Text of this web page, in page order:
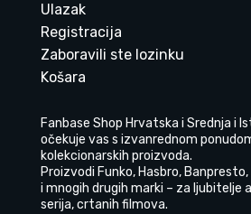
Ulazak
Registracija
Zaboravili ste lozinku
Košara
Fanbase Shop Hrvatska i Srednja i
očekuje vas s izvanrednom
kolekcionarskih proizvoda.
Proizvodi Funko, Hasbro,
i mnogih drugih marki – za ljubitelje
serija, crtanih filmova.